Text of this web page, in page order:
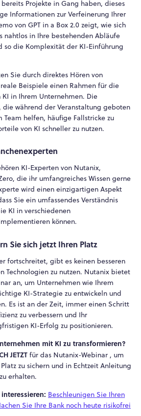
Projekte in Gang haben, dieses
Informationen zur Verfeinerung Ihrer
von GPT in a Box 2.0 zeigt, wie sich
nahtlos in Ihre bestehenden Abläufe
so die Komplexität der KI-Einführung
Sie durch direktes Hören von
Beispiele einen Rahmen für die
in Ihrem Unternehmen. Die
die während der Veranstaltung geboten
Team helfen, häufige Fallstricke zu
von KI schneller zu nutzen.
KI-Experten von Nutanix,
die ihr umfangreiches Wissen gerne
wird einen einzigartigen Aspekt
Sie ein umfassendes Verständnis
KI in verschiedenen
können.
Sie sich jetzt Ihren Platz
fortschreitet, gibt es keinen besseren
Technologien zu nutzen. Nutanix bietet
an, um Unternehmen wie Ihrem
KI-Strategie zu entwickeln und
Es ist an der Zeit, immer einen Schritt
zu verbessern und Ihr
KI-Erfolg zu positionieren.
mit KI zu transformieren?
JETZT für das Nutanix-Webinar , um
zu sichern und in Echtzeit Anleitung
erhalten.
Beschleunigen Sie Ihren
Sie Ihre Bank noch heute risikofrei